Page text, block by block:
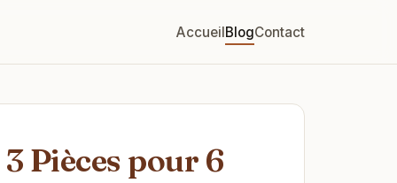
AccueilBlogContact
Pièces pour 6